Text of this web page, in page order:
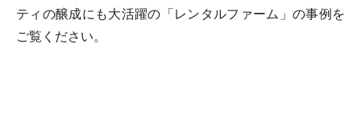
ティの醸成にも大活躍の「レンタルファーム」の事例を
ご覧ください。